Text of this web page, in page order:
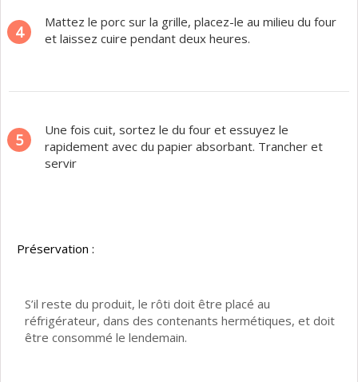
4
Mattez le porc sur la grille, placez-le au milieu du four
et laissez cuire pendant deux heures.
5
Une fois cuit, sortez le du four et essuyez le
rapidement avec du papier absorbant. Trancher et
servir
Préservation :
S’il reste du produit, le rôti doit être placé au
réfrigérateur, dans des contenants hermétiques, et doit
être consommé le lendemain.